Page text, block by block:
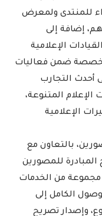
للمنتدى ولمعرض
إضافة إلى
الإعلامية
مخصصة ضمن فعاليات
أحدث التجارب
الإعلام المتنوعة،
الإعلامية
بالتعاون مع
المبادرة للمصورين
مجموعة من الخدمات
الكامل إلى
الأسبوع، وإصدار تصريح